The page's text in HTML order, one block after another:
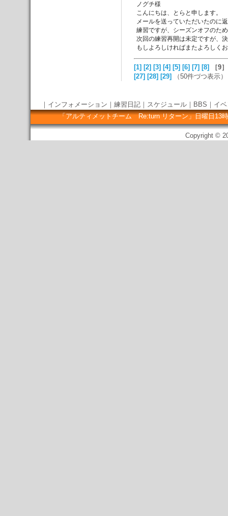
ノグチ様
こんにちは、とらと申します。
メールを送っていただいたのに
練習ですが、シーズンオフのた
次回の練習再開は未定ですが、
もしよろしければまたよろしく
[1] [2] [3] [4] [5] [6] [7] [8]
［9］
[27] [28] [29] （50件づつ表示）
｜ インフォメーション ｜ 練習日記｜ スケジュール｜ BBS ｜ イ
「アルティメットチーム Re:turn リターン」日曜日13
Copyright ©